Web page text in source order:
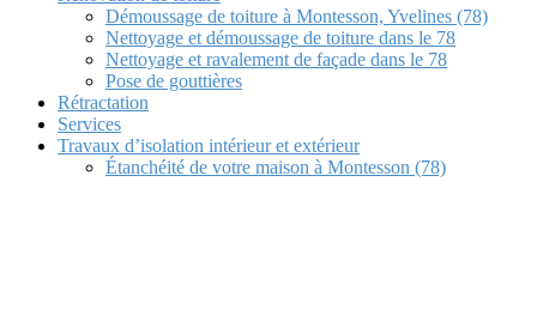
Démoussage de toiture à Montesson, Yvelines (78)
Nettoyage et démoussage de toiture dans le 78
Nettoyage et ravalement de façade dans le 78
Pose de gouttières
Rétractation
Services
Travaux d’isolation intérieur et extérieur
Étanchéité de votre maison à Montesson (78)